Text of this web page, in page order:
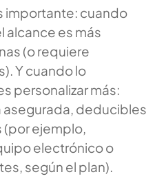
importante: cuando
alcance es más
(o requiere
Y cuando lo
personalizar más:
asegurada, deducibles
ejemplo,
electrónico o
según el plan).